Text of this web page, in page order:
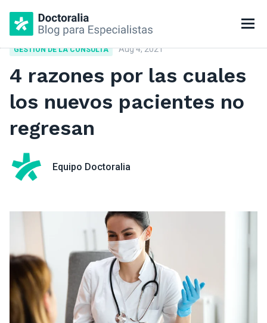
GESTIÓN DE LA CONSULTA Aug 4, 2021
4 razones por las cuales
los nuevos pacientes no
regresan
Equipo Doctoralia